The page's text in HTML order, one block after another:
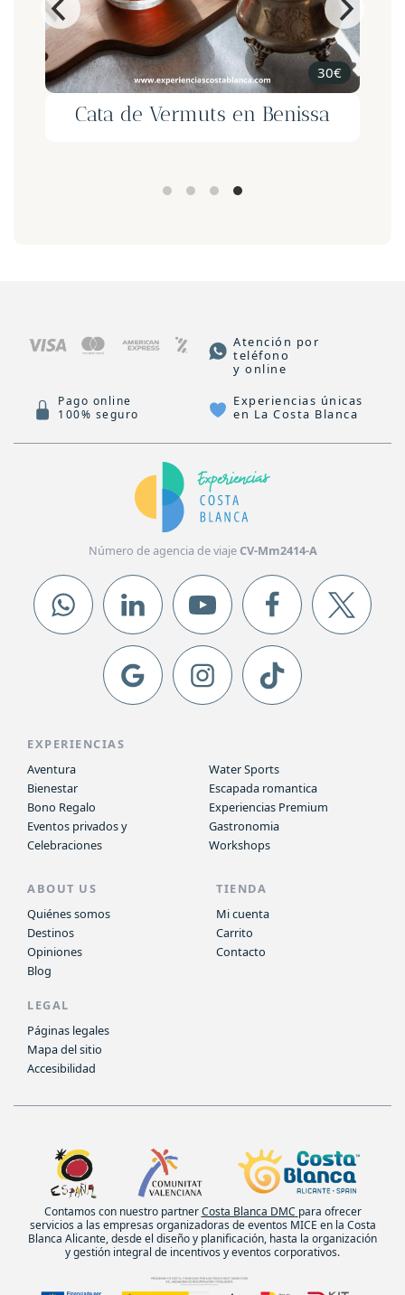
30€
Cata de Vermuts en Benissa
Atención por
teléfono
y online
Pago online
100% seguro
Experiencias únicas
en La Costa Blanca
Número de agencia de viajeCV-Mm2414-A
EXPERIENCIAS
Aventura
Bienestar
Bono Regalo
Eventos privados y
Celebraciones
Water Sports
Escapada romantica
Experiencias Premium
Gastronomia
Workshops
ABOUT US
Quiénes somos
Destinos
Opiniones
Blog
TIENDA
Mi cuenta
Carrito
Contacto
LEGAL
Páginas legales
Mapa del sitio
Accesibilidad
Contamos con nuestro partnerCosta Blanca DMC para ofrecer
servicios a las empresas organizadoras de eventos MICE en la Costa
Blanca Alicante, desde el diseño y planificación, hasta la organización
y gestión integral de incentivos y eventos corporativos.